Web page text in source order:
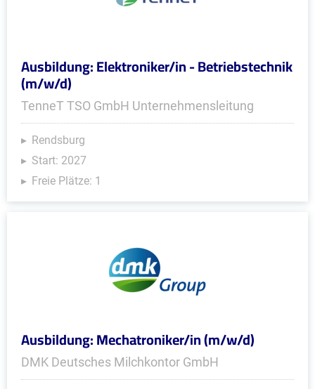
Ausbildung: Elektroniker/in - Betriebstechnik
(m/w/d)
TenneT TSO GmbH Unternehmensleitung
Rendsburg
Start: 2027
Freie Plätze: 1
Ausbildung: Mechatroniker/in (m/w/d)
DMK Deutsches Milchkontor GmbH